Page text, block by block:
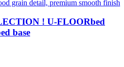
! U-FLOORbed
base